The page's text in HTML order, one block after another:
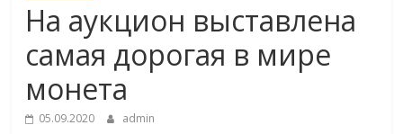
На аукцион выставлена
самая дорогая в мире
монета
05.09.2020 admin